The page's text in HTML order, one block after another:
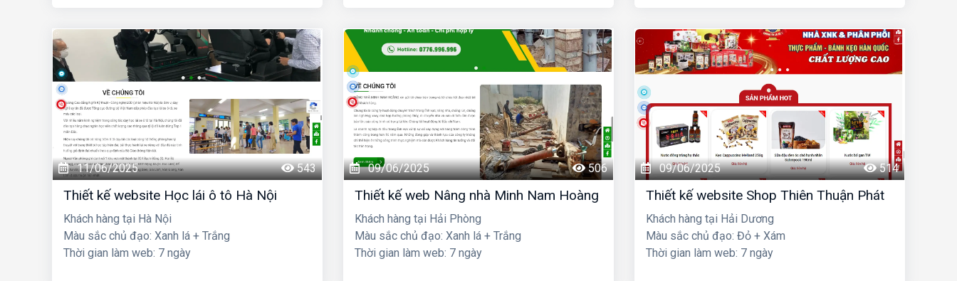
11/06/2025 543
Thiết kế website Học lái ô tô Hà Nội
Khách hàng tại Hà Nội
Màu sắc chủ đạo: Xanh lá + Trắng
Thời gian làm web: 7 ngày
09/06/2025 506
Thiết kế web Nâng nhà Minh Nam Hoàng
Khách hàng tại Hải Phòng
Màu sắc chủ đạo: Xanh lá + Trắng
Thời gian làm web: 7 ngày
09/06/2025 514
Thiết kế website Shop Thiên Thuận Phát
Khách hàng tại Hải Dương
Màu sắc chủ đạo: Đỏ + Xám
Thời gian làm web: 7 ngày